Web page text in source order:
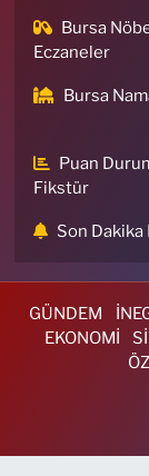
Bursa
Eczaneler
Bursa
Puan
Fikstür
Son
GÜNDEM
EKONOMİ